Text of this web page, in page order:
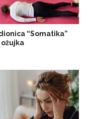
“Somatika”
ožujka